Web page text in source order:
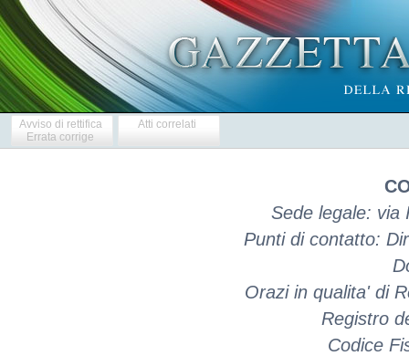
Avviso di rettifica
Errata corrige
Atti correlati
Sede legale: via
Punti di contatto:
Orazi in qualita' di
Registro
Codice